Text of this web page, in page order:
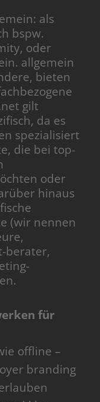
als
bspw.
oder
allgemein
bieten
gilt
da es
spezialisiert
die bei top-
oder
hinaus
(wir nennen
berater,
für
offline –
branding